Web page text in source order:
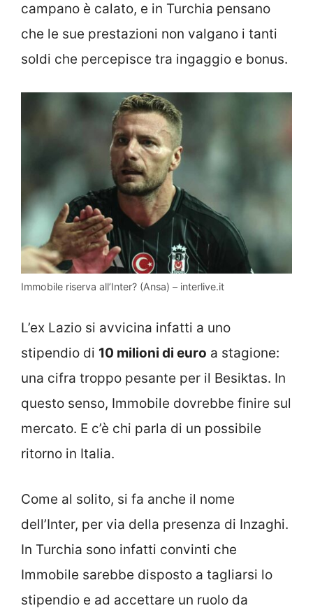
campano è calato, e in Turchia pensano
che le sue prestazioni non valgano i tanti
soldi che percepisce tra ingaggio e bonus.
Immobile riserva all’Inter? (Ansa) – interlive.it
L’ex Lazio si avvicina infatti a uno
stipendio di 10 milioni di euro a stagione:
una cifra troppo pesante per il Besiktas. In
questo senso, Immobile dovrebbe finire sul
mercato. E c’è chi parla di un possibile
ritorno in Italia.
Come al solito, si fa anche il nome
dell’Inter, per via della presenza di Inzaghi.
In Turchia sono infatti convinti che
Immobile sarebbe disposto a tagliarsi lo
stipendio e ad accettare un ruolo da